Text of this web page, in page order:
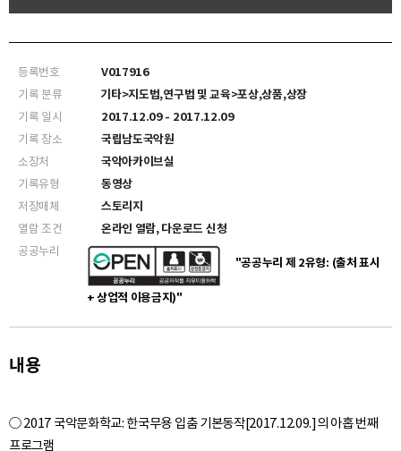
등록번호
V017916
기록 분류
기타>지도법,연구법 및 교육>포상,상품,상장
기록 일시
2017.12.09 - 2017.12.09
기록 장소
국립남도국악원
소장처
국악아카이브실
기록유형
동영상
저장매체
스토리지
열람 조건
온라인 열람, 다운로드 신청
공공누리
"공공누리 제 2유형: (출처 표시
+ 상업적 이용금지)"
내용
○ 2017 국악문화학교: 한국무용 입춤 기본동작[2017.12.09.]의 아홉 번째